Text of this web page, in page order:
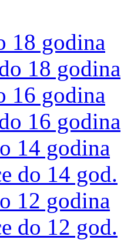
18 godina
18 godina
16 godina
16 godina
14 godina
do 14 god.
12 godina
do 12 god.